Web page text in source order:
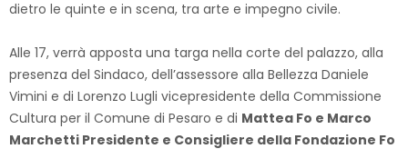
dietro le quinte e in scena, tra arte e impegno civile.
Alle 17, verrà apposta una targa nella corte del palazzo, alla
presenza del Sindaco, dell’assessore alla Bellezza Daniele
Vimini e di Lorenzo Lugli vicepresidente della Commissione
Cultura per il Comune di Pesaro e di Mattea Fo e Marco
Marchetti Presidente e Consigliere della Fondazione Fo